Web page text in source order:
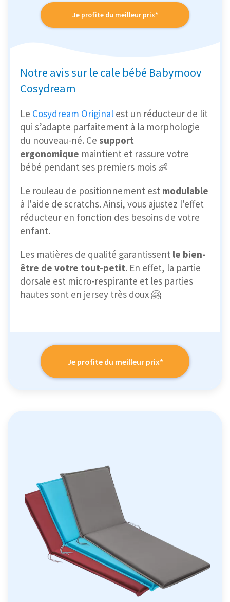
Je profite du meilleur prix*
Notre avis sur le cale bébé Babymoov
Cosydream
Le Cosydream Original est un réducteur de lit
qui s’adapte parfaitement à la morphologie
du nouveau-né. Ce support
ergonomique maintient et rassure votre
bébé pendant ses premiers mois 👶
Le rouleau de positionnement est modulable
à l'aide de scratchs. Ainsi, vous ajustez l'effet
réducteur en fonction des besoins de votre
enfant.
Les matières de qualité garantissent le bien-
être de votre tout-petit. En effet, la partie
dorsale est micro-respirante et les parties
hautes sont en jersey très doux 🤗
Je profite du meilleur prix*